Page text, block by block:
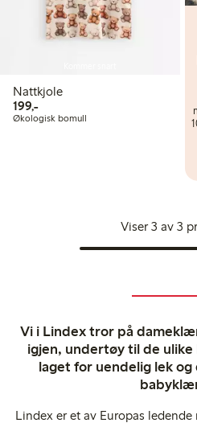
Nattkjole
199,-199,00 kr
Økologisk bomull
Viser 3 av 3
Vi i Lindex tror på
igjen, undertøy til de
laget for uendelig lek
Lindex er et av Europas